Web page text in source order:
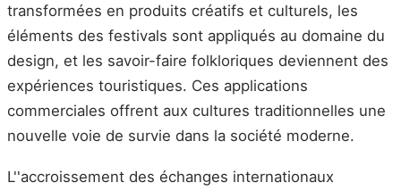
transformées en produits créatifs et culturels, les
éléments des festivals sont appliqués au domaine du
design, et les savoir-faire folkloriques deviennent des
expériences touristiques. Ces applications
commerciales offrent aux cultures traditionnelles une
nouvelle voie de survie dans la société moderne.
L''accroissement des échanges internationaux